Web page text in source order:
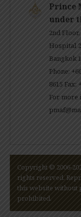
Prince
under
2nd
Hospital
Bangkok
Phone:
8615 Fax:
For more
Copyright © 2006-
rights reserved.
this website without
prohibited.